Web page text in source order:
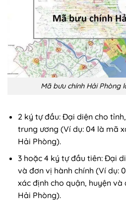
Mã bưu chính Hải Phòng
2 ký tự đầu: Đại diện cho
trung ương (Ví dụ: 04 là mã
Hải Phòng).
3 hoặc 4 ký tự đầu tiên: Đại
và đơn vị hành chính (Ví dụ:
xác định cho quận, huyện
Hải Phòng).